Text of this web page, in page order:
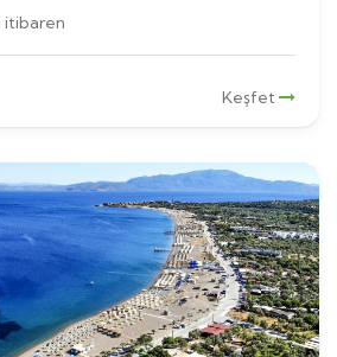
itibaren
Keşfet